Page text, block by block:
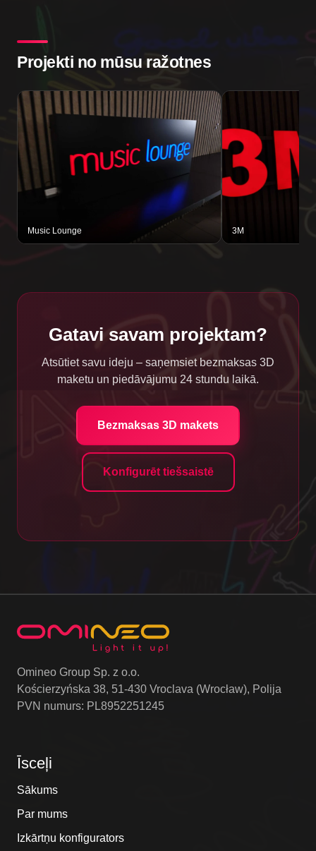
Projekti no mūsu ražotnes
Music Lounge 3M
Gatavi savam projektam?
Atsūtiet savu ideju – saņemsiet bezmaksas 3D
maketu un piedāvājumu 24 stundu laikā.
Bezmaksas 3D makets
Konfigurēt tiešsaistē
Omineo Group Sp. z o.o.
Kościerzyńska 38, 51-430 Vroclava (Wrocław), Polija
PVN numurs: PL8952251245
Īsceļi
Sākums
Par mums
Izkārtņu konfigurators